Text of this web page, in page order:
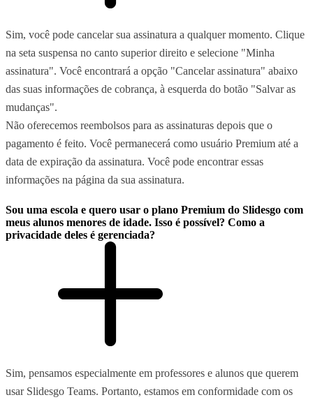
Sim, você pode cancelar sua assinatura a qualquer momento. Clique
na seta suspensa no canto superior direito e selecione "Minha
assinatura". Você encontrará a opção "Cancelar assinatura" abaixo
das suas informações de cobrança, à esquerda do botão "Salvar as
mudanças".
Não oferecemos reembolsos para as assinaturas depois que o
pagamento é feito. Você permanecerá como usuário Premium até a
data de expiração da assinatura. Você pode encontrar essas
informações na página da sua assinatura.
Sou uma escola e quero usar o plano Premium do Slidesgo com
meus alunos menores de idade. Isso é possível? Como a
privacidade deles é gerenciada?
Sim, pensamos especialmente em professores e alunos que querem
usar Slidesgo Teams. Portanto, estamos em conformidade com os